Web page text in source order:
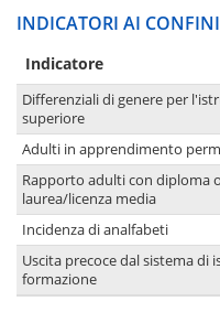
INDICATORI AI
Indicatore
Differenziali di genere per
superiore
Adulti in apprendimento
Rapporto adulti con diploma o
laurea/licenza media
Incidenza di analfabeti
Uscita precoce dal sistema di
formazione